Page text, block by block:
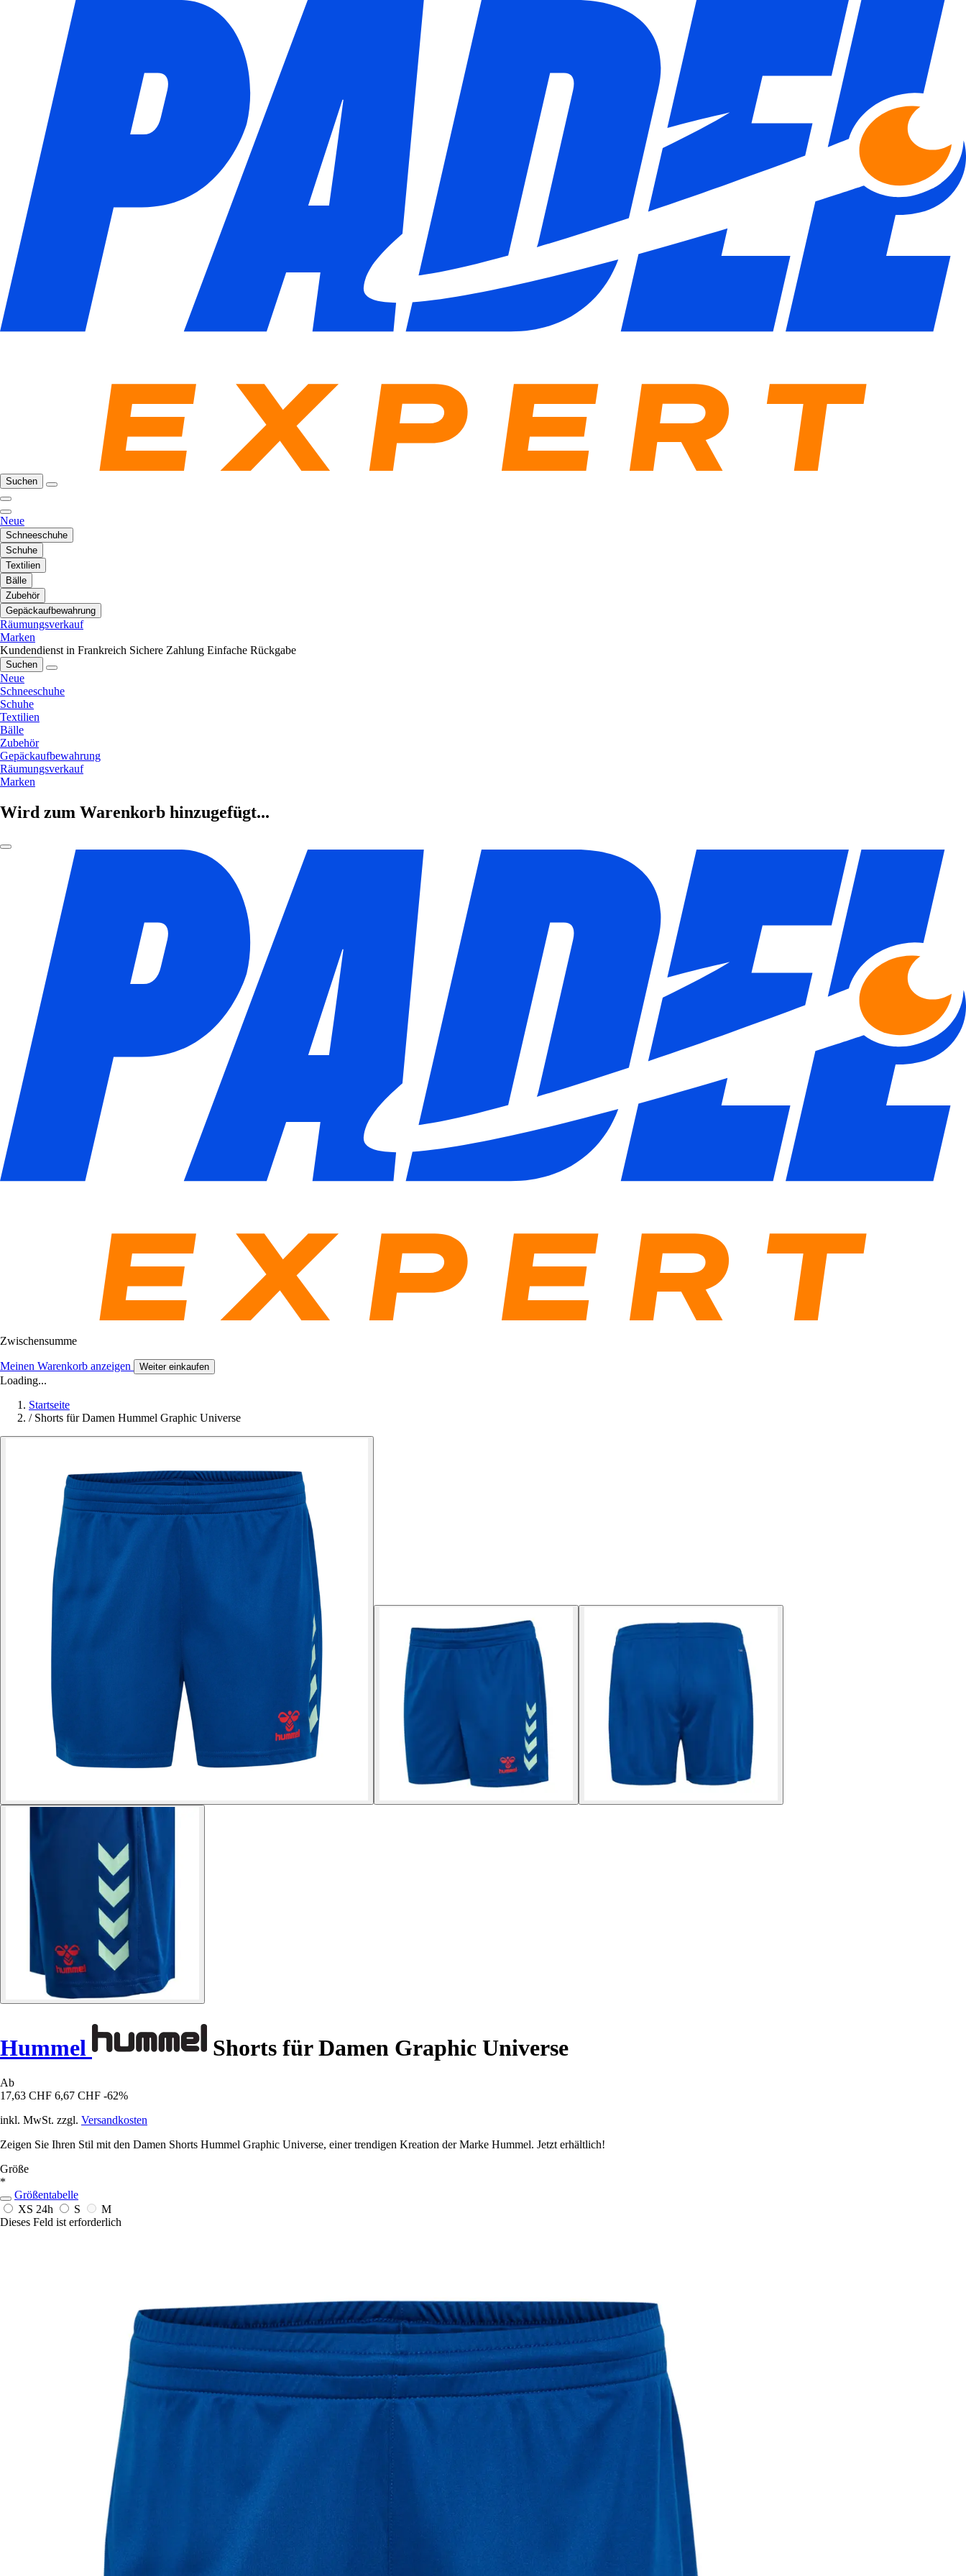
Suchen
Neue
Schneeschuhe
Schuhe
Textilien
Bälle
Zubehör
Gepäckaufbewahrung
Räumungsverkauf
Marken
Kundendienst in Frankreich Sichere Zahlung Einfache Rückgabe
Suchen
Neue
Schneeschuhe
Schuhe
Textilien
Bälle
Zubehör
Gepäckaufbewahrung
Räumungsverkauf
Marken
Wird zum Warenkorb hinzugefügt...
Zwischensumme
Meinen Warenkorb anzeigen Weiter einkaufen
Loading...
Startseite
/ Shorts für Damen Hummel Graphic Universe
Hummel Shorts für Damen Graphic Universe
Ab
17,63 CHF 6,67 CHF -62%
inkl. MwSt. zzgl. Versandkosten
Zeigen Sie Ihren Stil mit den Damen Shorts Hummel Graphic Universe, einer trendigen Kreation der Marke Hummel. Jetzt erhältlich!
Größe
*
Größentabelle
XS 24h S
M
Dieses Feld ist erforderlich